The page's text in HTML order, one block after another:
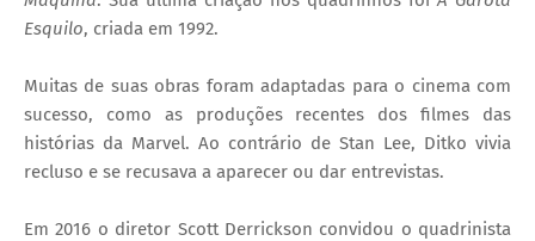
Esquilo, criada em 1992.
Muitas de suas obras foram adaptadas para o cinema com
sucesso, como as produções recentes dos filmes das
histórias da Marvel. Ao contrário de Stan Lee, Ditko vivia
recluso e se recusava a aparecer ou dar entrevistas.
Em 2016 o diretor Scott Derrickson convidou o quadrinista